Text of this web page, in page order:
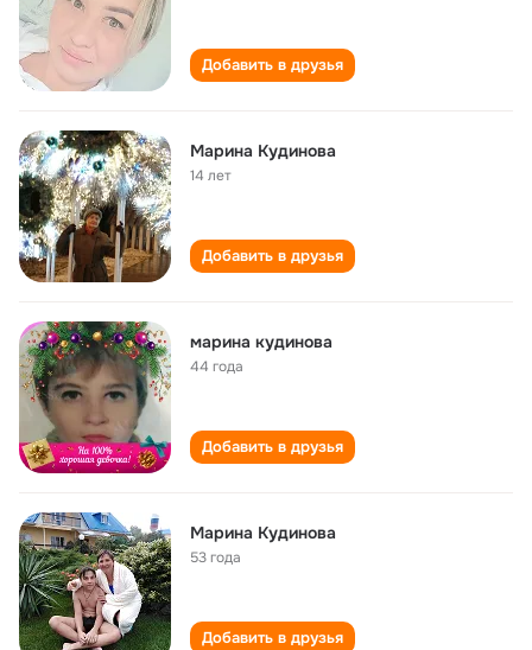
Добавить в друзья
Марина Кудинова
14 лет
Добавить в друзья
марина кудинова
44 года
Добавить в друзья
Марина Кудинова
53 года
Добавить в друзья